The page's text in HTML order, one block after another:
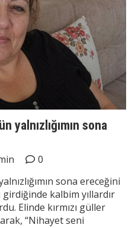
yalnızlığımın sona
0
sona ereceğini
girdiğinde kalbim yıllardır
Elinde kırmızı güller
“Nihayet seni